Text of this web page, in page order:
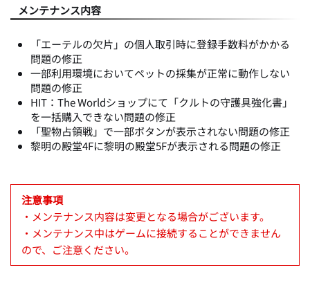
メンテナンス内容
「エーテルの欠片」の個人取引時に登録手数料がかかる
問題の修正
一部利用環境においてペットの採集が正常に動作しない
問題の修正
HIT：The Worldショップにて「クルトの守護具強化書」
を一括購入できない問題の修正
「聖物占領戦」で一部ボタンが表示されない問題の修正
黎明の殿堂4Fに黎明の殿堂5Fが表示される問題の修正
注意事項
・メンテナンス内容は変更となる場合がございます。
・メンテナンス中はゲームに接続することができません
ので、ご注意ください。